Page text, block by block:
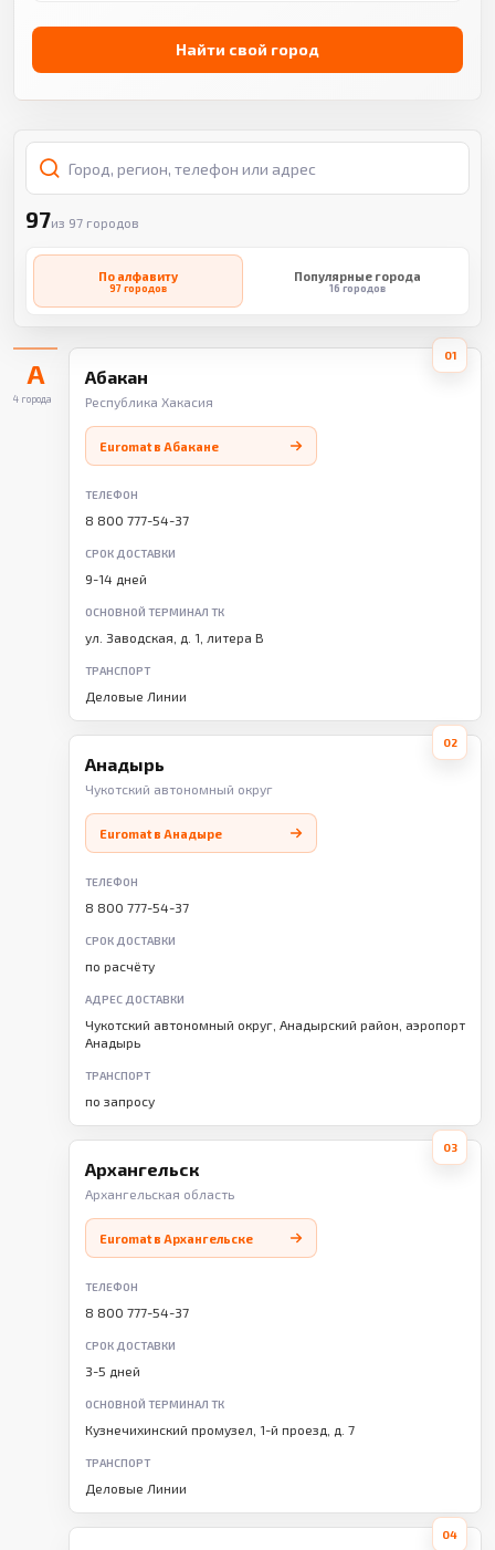
Найти свой город
97из 97 городов
По алфавиту
97 городов
Популярные города
16 городов
А
4 города
01
Абакан
Республика Хакасия
Euromat в Абакане
ТЕЛЕФОН
8 800 777-54-37
СРОК ДОСТАВКИ
9-14 дней
ОСНОВНОЙ ТЕРМИНАЛ ТК
ул. Заводская, д. 1, литера В
ТРАНСПОРТ
Деловые Линии
02
Анадырь
Чукотский автономный округ
Euromat в Анадыре
ТЕЛЕФОН
8 800 777-54-37
СРОК ДОСТАВКИ
по расчёту
АДРЕС ДОСТАВКИ
Чукотский автономный округ, Анадырский район, аэропорт
Анадырь
ТРАНСПОРТ
по запросу
03
Архангельск
Архангельская область
Euromat в Архангельске
ТЕЛЕФОН
8 800 777-54-37
СРОК ДОСТАВКИ
3-5 дней
ОСНОВНОЙ ТЕРМИНАЛ ТК
Кузнечихинский промузел, 1-й проезд, д. 7
ТРАНСПОРТ
Деловые Линии
04